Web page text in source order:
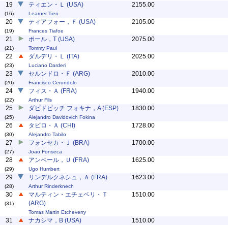
19
(16)
ティエン・Ｌ (USA)
Learner Tien
2155.00
20
(19)
ティアフォー，Ｆ (USA)
Frances Tiafoe
2105.00
21
(21)
ポール，T (USA)
Tommy Paul
2075.00
22
(23)
ダルデリ・Ｌ (ITA)
Luciano Darderi
2025.00
23
(20)
セルンドロ・Ｆ (ARG)
Francisco Cerundolo
2010.00
24
(22)
フィス・Ａ (FRA)
Arthur Fils
1940.00
25
(25)
ダビドビッチ フォキナ，A (ESP)
Alejandro Davidovich Fokina
1830.00
26
(30)
タビロ・Ａ (CHI)
Alejandro Tabilo
1728.00
27
(27)
フォンセカ・Ｊ (BRA)
Joao Fonseca
1700.00
28
(29)
アンベール，Ｕ (FRA)
Ugo Humbert
1625.00
29
(28)
リンデルクネシュ，Ａ (FRA)
Arthur Rinderknech
1623.00
30
(31)
マルティン・エチェベリ・Ｔ
(ARG)
Tomas Martin Etcheverry
1510.00
31 ナカシマ，B (USA) 1510.00